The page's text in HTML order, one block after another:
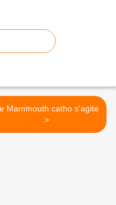
Mammouth catho s'agite
>